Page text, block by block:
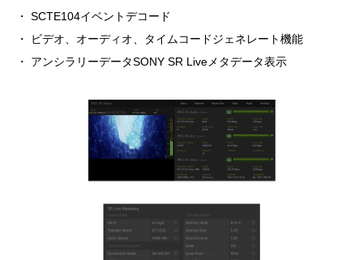
・ SCTE104イベントデコード
・ ビデオ、オーディオ、タイムコードジェネレート機能
・ アンシラリーデータSONY SR Liveメタデータ表示